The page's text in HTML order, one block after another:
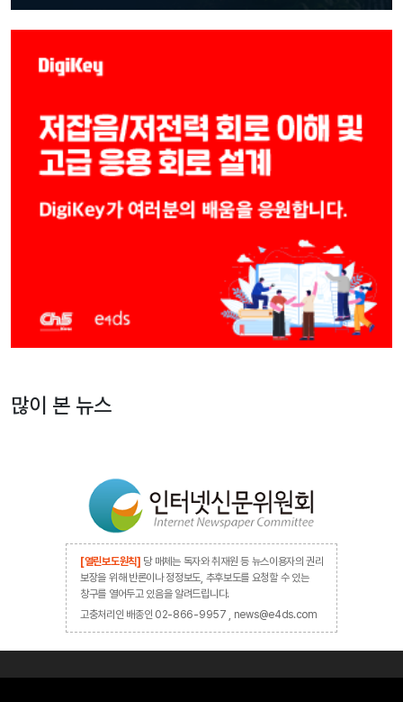
많이 본 뉴스
[열린보도원칙] 당 매체는 독자와 취재원 등 뉴스이용자의 권리
보장을 위해 반론이나 정정보도, 추후보도를 요청할 수 있는
창구를 열어두고 있음을 알려드립니다.
고충처리인 배종인 02-866-9957 , news@e4ds.com